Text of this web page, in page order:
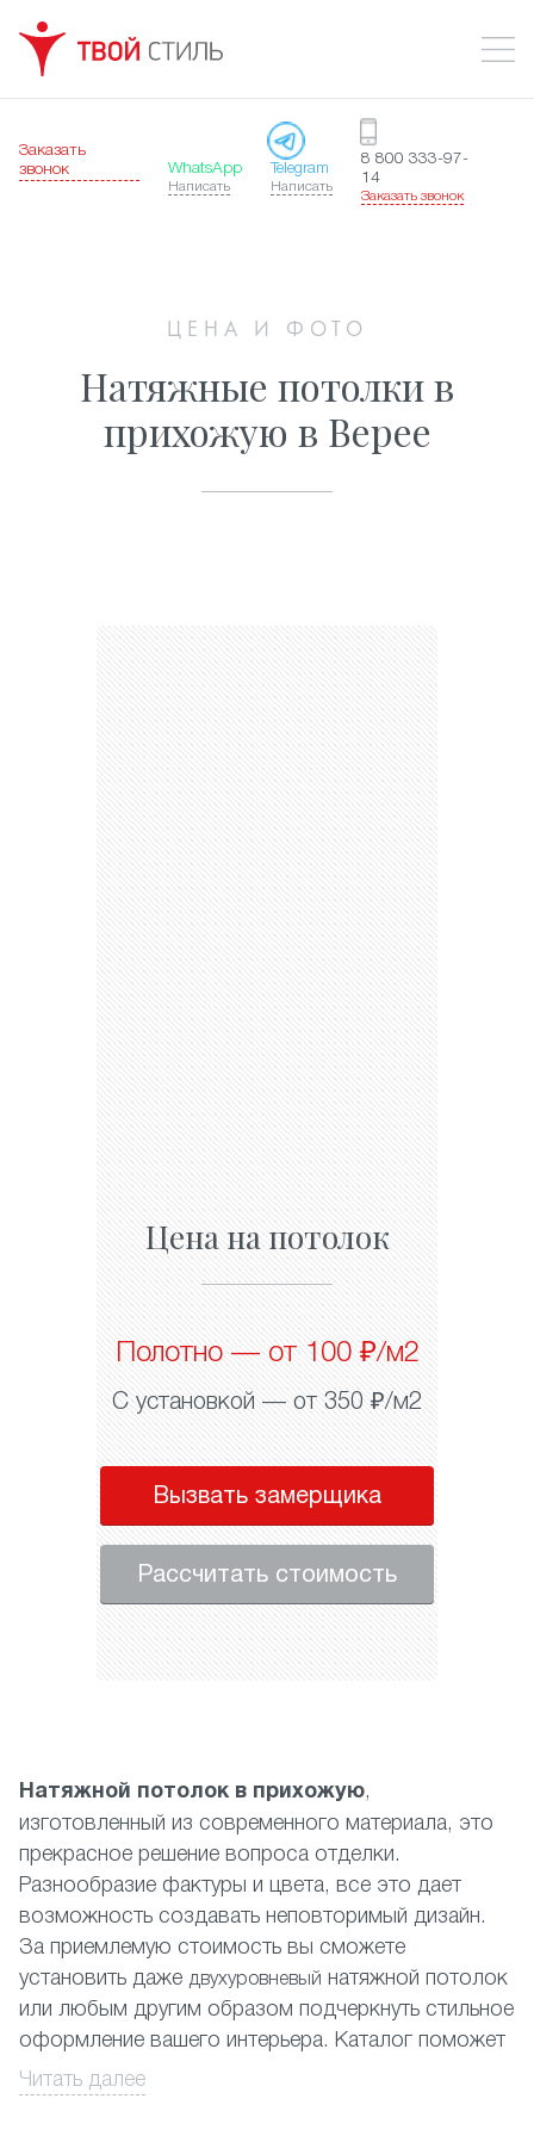
Заказать
звонок
WhatsApp
Написать
Telegram
Написать
8 800 333-97-
14
Заказать звонок
ЦЕНА И ФОТО
Натяжные потолки в
прихожую в Верее
Цена на потолок
Полотно — от 100 ₽/м2
С установкой — от 350 ₽/м2
Вызвать замерщика
Рассчитать стоимость
Натяжной потолок в прихожую,
изготовленный из современного материала, это
прекрасное решение вопроса отделки.
Разнообразие фактуры и цвета, все это дает
возможность создавать неповторимый дизайн.
За приемлемую стоимость вы сможете
установить даже двухуровневый натяжной потолок
или любым другим образом подчеркнуть стильное
оформление вашего интерьера. Каталог поможет
подобрать Вам верное дизайнерское решение,
Читать далее